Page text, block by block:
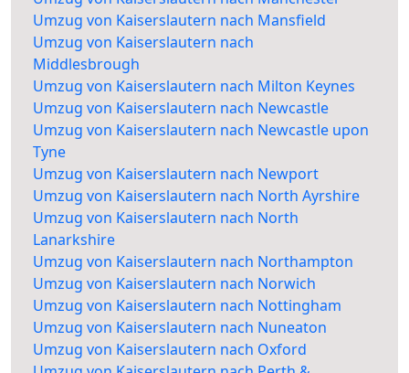
Umzug von Kaiserslautern nach Mansfield
Umzug von Kaiserslautern nach
Middlesbrough
Umzug von Kaiserslautern nach Milton Keynes
Umzug von Kaiserslautern nach Newcastle
Umzug von Kaiserslautern nach Newcastle upon
Tyne
Umzug von Kaiserslautern nach Newport
Umzug von Kaiserslautern nach North Ayrshire
Umzug von Kaiserslautern nach North
Lanarkshire
Umzug von Kaiserslautern nach Northampton
Umzug von Kaiserslautern nach Norwich
Umzug von Kaiserslautern nach Nottingham
Umzug von Kaiserslautern nach Nuneaton
Umzug von Kaiserslautern nach Oxford